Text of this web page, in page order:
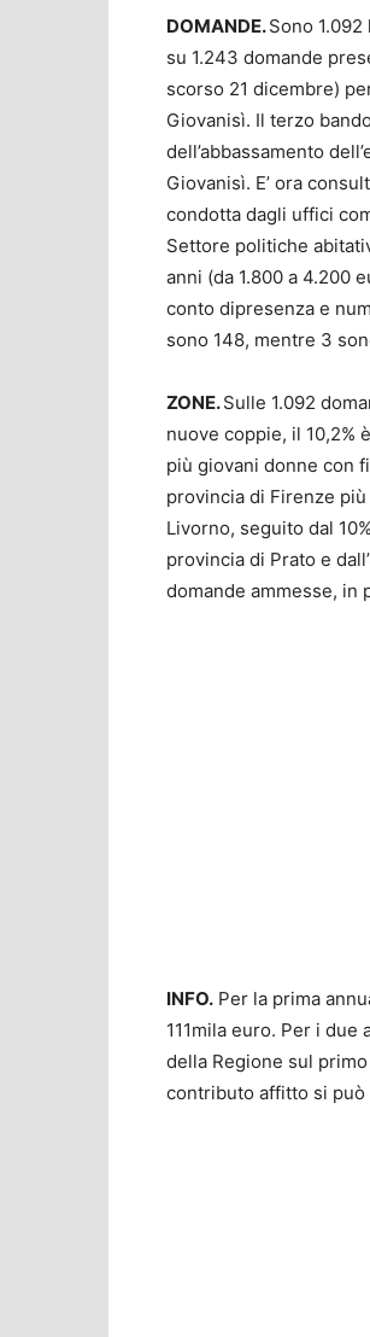
DOMANDE.Sono
su 1.243 domande
scorso 21 dicembre)
Giovanisì. Il terzo
dell’abbassamento
Giovanisì. E’ ora
condotta dagli uffici
Settore politiche
anni (da 1.800 a 4.200
conto dipresenza e
sono 148, mentre 3
ZONE.Sulle 1.092
nuove coppie, il 10,2%
più giovani donne con
provincia di Firenze più
Livorno, seguito dal
provincia di Prato e
domande ammesse, in
INFO. Per la prima
111mila euro. Per i due
della Regione sul
contributo affitto si